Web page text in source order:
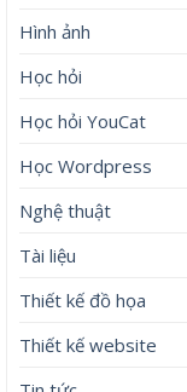
Hình ảnh
Học hỏi
Học hỏi YouCat
Học Wordpress
Nghệ thuật
Tài liệu
Thiết kế đồ họa
Thiết kế website